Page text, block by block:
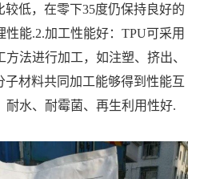
低，在零下35度仍保持良好的
性能.2.加工性能好：TPU可采用
法进行加工，如注塑、挤出、
子材料共同加工能够得到性能互
耐水、耐霉菌、再生利用性好.